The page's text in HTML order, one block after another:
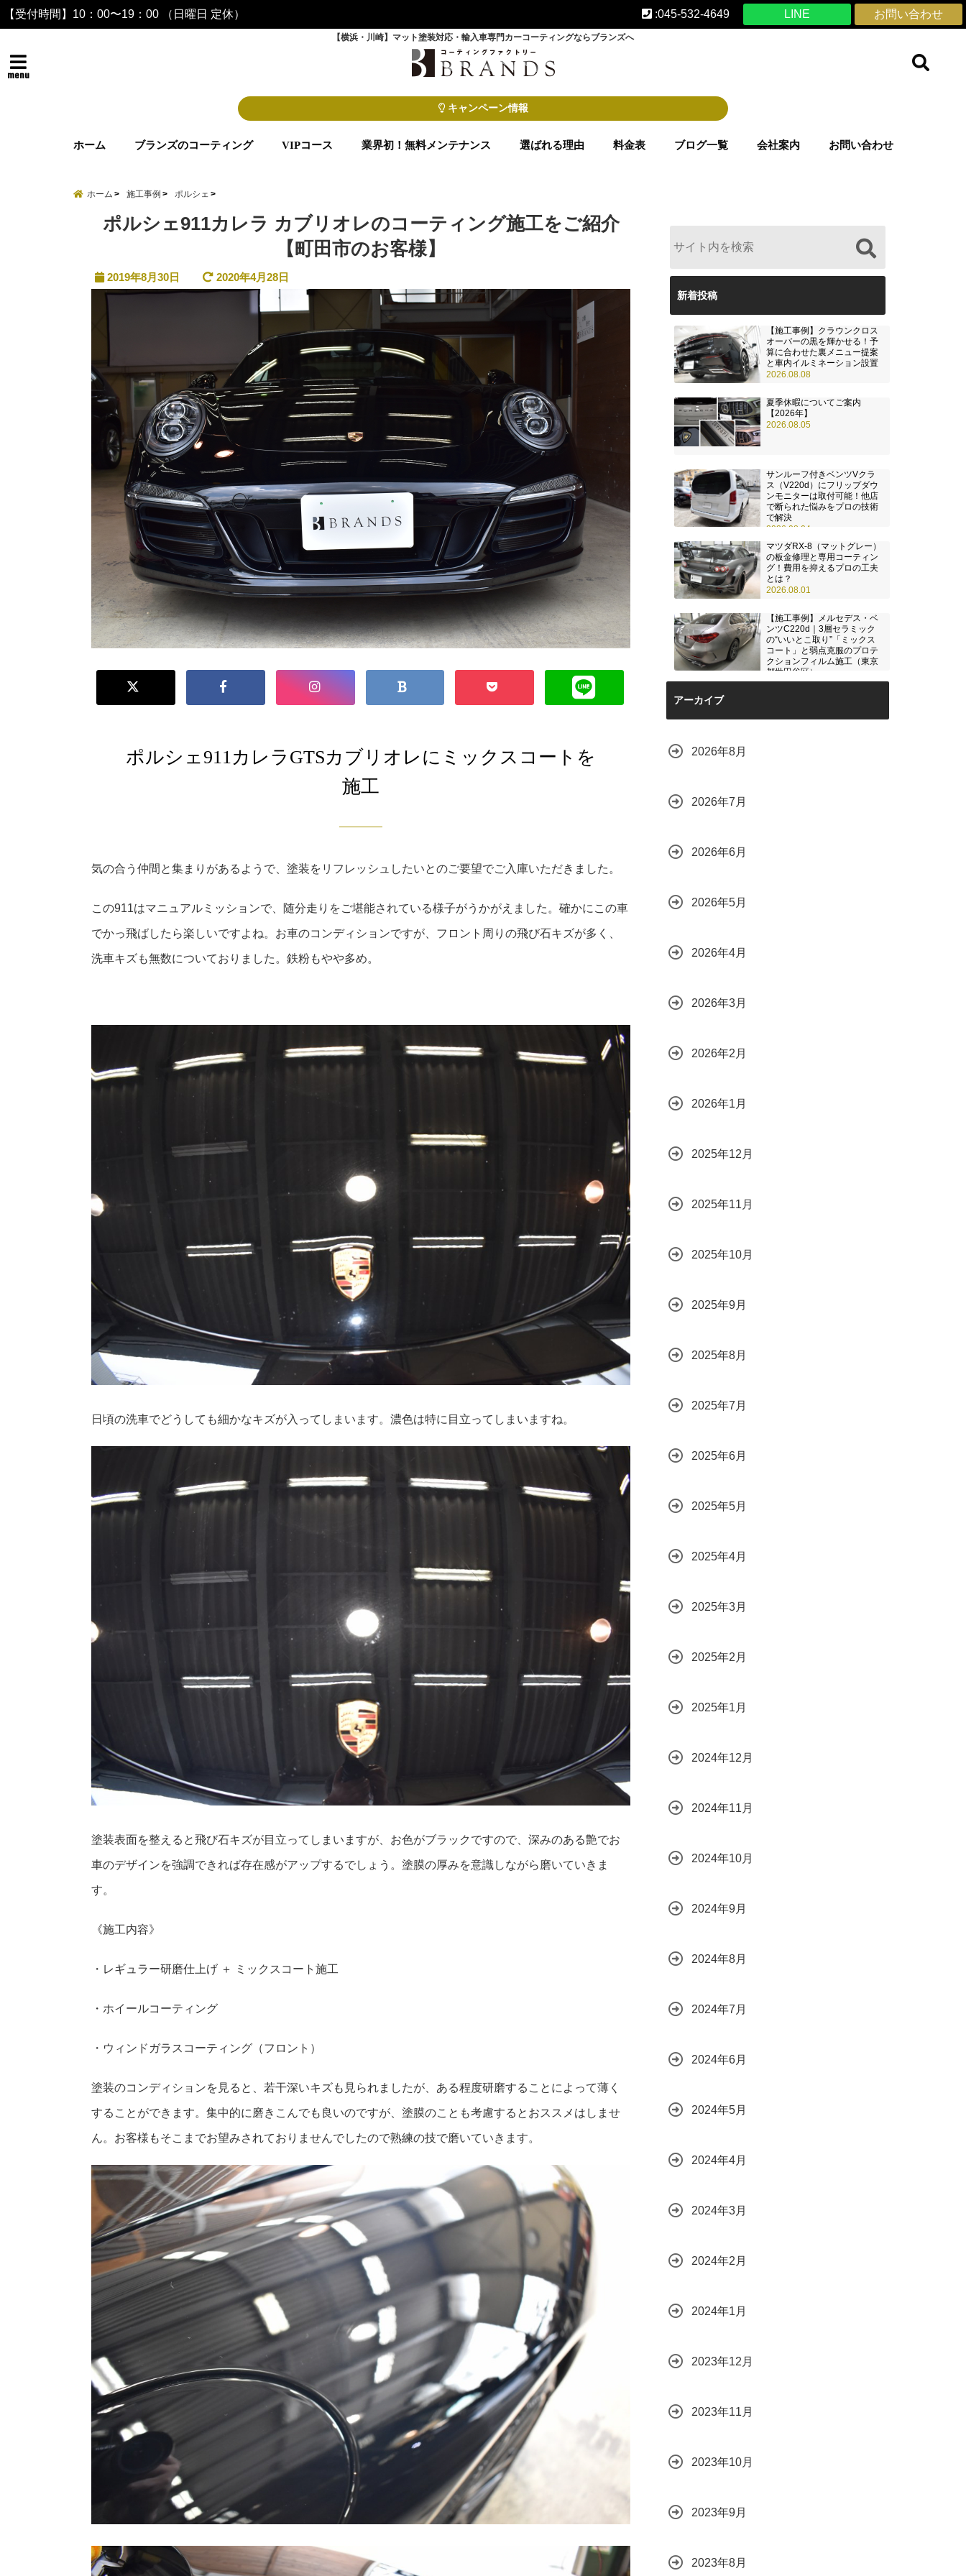
【受付時間】10：00〜19：00 （日曜日 定休） お問い合わせ
LINE
:045-532-4649
【横浜・川崎】マット塗装対応・輸入車専門カーコーティングならブランズへ
menu
キャンペーン情報
ホーム ブランズのコーティング VIPコース 業界初！無料メンテナンス 選ばれる理由 料金表 ブログ一覧 会社案内 お問い合わせ
ホーム 施工事例 ポルシェ
ポルシェ911カレラ カブリオレのコーティング施工をご紹介
【町田市のお客様】
2019年8月30日 2020年4月28日
ポルシェ911カレラGTSカブリオレにミックスコートを
施工
気の合う仲間と集まりがあるようで、塗装をリフレッシュしたいとのご要望でご入庫いただきました。
この911はマニュアルミッションで、随分走りをご堪能されている様子がうかがえました。確かにこの車
でかっ飛ばしたら楽しいですよね。お車のコンディションですが、フロント周りの飛び石キズが多く、
洗車キズも無数についておりました。鉄粉もやや多め。
日頃の洗車でどうしても細かなキズが入ってしまいます。濃色は特に目立ってしまいますね。
塗装表面を整えると飛び石キズが目立ってしまいますが、お色がブラックですので、深みのある艶でお
車のデザインを強調できれば存在感がアップするでしょう。塗膜の厚みを意識しながら磨いていきま
す。
《施工内容》
・レギュラー研磨仕上げ ＋ ミックスコート施工
・ホイールコーティング
・ウィンドガラスコーティング（フロント）
塗装のコンディションを見ると、若干深いキズも見られましたが、ある程度研磨することによって薄く
することができます。集中的に磨きこんでも良いのですが、塗膜のことも考慮するとおススメはしませ
ん。お客様もそこまでお望みされておりませんでしたので熟練の技で磨いていきます。
新着投稿
【施工事例】クラウンクロス
オーバーの黒を輝かせる！予
算に合わせた裏メニュー提案
と車内イルミネーション設置
2026.08.08
夏季休暇についてご案内
【2026年】
2026.08.05
サンルーフ付きベンツVクラ
ス（V220d）にフリップダウ
ンモニターは取付可能！他店
で断られた悩みをプロの技術
で解決
2026.08.04
マツダRX-8（マットグレー）
の板金修理と専用コーティン
グ！費用を抑えるプロの工夫
とは？
2026.08.01
【施工事例】メルセデス・ベ
ンツC220d｜3層セラミック
の“いいとこ取り”「ミックス
コート」と弱点克服のプロテ
クションフィルム施工（東京
都世田谷区）
2026.07.28
アーカイブ
2026年8月
2026年7月
2026年6月
2026年5月
2026年4月
2026年3月
2026年2月
2026年1月
2025年12月
2025年11月
2025年10月
2025年9月
2025年8月
2025年7月
2025年6月
2025年5月
2025年4月
2025年3月
2025年2月
2025年1月
2024年12月
2024年11月
2024年10月
2024年9月
2024年8月
2024年7月
2024年6月
2024年5月
2024年4月
2024年3月
2024年2月
2024年1月
2023年12月
2023年11月
2023年10月
2023年9月
2023年8月